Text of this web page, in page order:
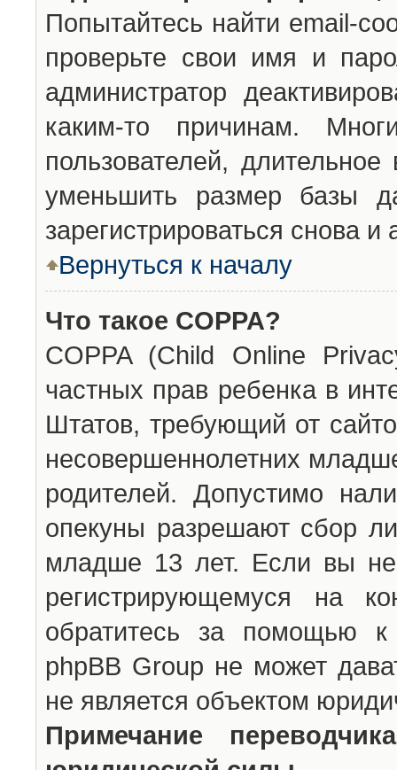
Попытайтесь найти email-
проверьте свои имя и
администратор
каким-то причинам.
пользователей,
уменьшить размер базы
зарегистрироваться снова и
Вернуться к началу
Что такое COPPA?
COPPA (Child Online
частных прав ребенка в
Штатов, требующий от
несовершеннолетних
родителей. Допустимо
опекуны разрешают сбор
младше 13 лет. Если вы
регистрирующемуся на
обратитесь за помощью к
phpBB Group не может
не является объектом
Примечание